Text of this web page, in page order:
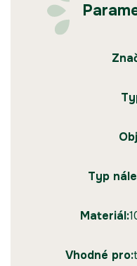
Typ
Materiál:
Vhodné pro: